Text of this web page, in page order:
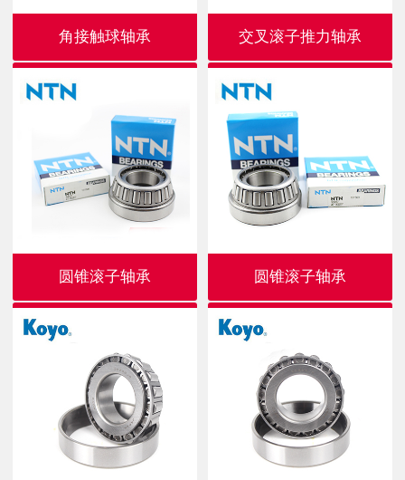
角接触球轴承 交叉滚子推力轴承
圆锥滚子轴承 圆锥滚子轴承